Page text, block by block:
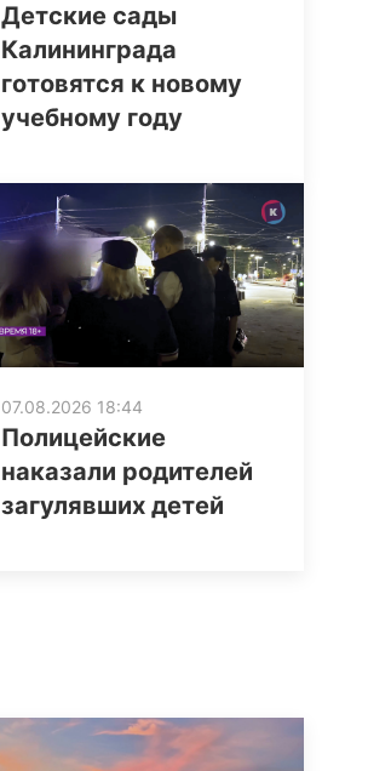
Детские сады
Калининграда
готовятся к новому
учебному году
07.08.2026 18:44
Полицейские
наказали родителей
загулявших детей